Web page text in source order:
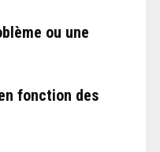
ou une
fonction des